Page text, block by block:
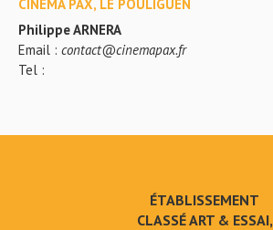
CINÉMA PAX, LE POULIGUEN
Philippe ARNERA
Email : contact@cinemapax.fr
Tel :
ÉTABLISSEMENT
CLASSÉ ART & ESSAI,